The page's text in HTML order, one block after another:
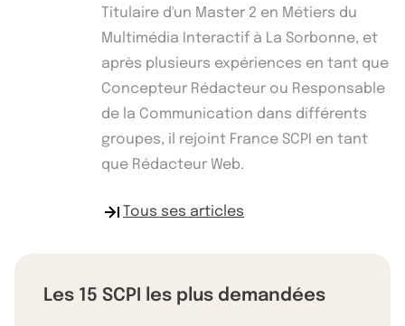
Titulaire d'un Master 2 en Métiers du
Multimédia Interactif à La Sorbonne, et
après plusieurs expériences en tant que
Concepteur Rédacteur ou Responsable
de la Communication dans différents
groupes, il rejoint France SCPI en tant
que Rédacteur Web.
Tous ses articles
Les 15 SCPI les plus demandées